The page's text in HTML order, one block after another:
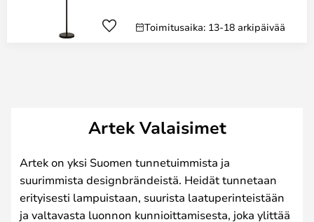
Toimitusaika: 13-18 arkipäivää
Artek Valaisimet
Artek on yksi Suomen tunnetuimmista ja
suurimmista designbrändeistä. Heidät tunnetaan
erityisesti lampuistaan, suurista laatuperinteistään
ja valtavasta luonnon kunnioittamisesta, joka ylittää